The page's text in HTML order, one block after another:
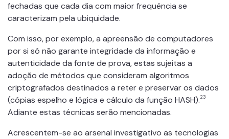
fechadas que cada dia com maior frequência se
caracterizam pela ubiquidade.
Com isso, por exemplo, a apreensão de computadores
por si só não garante integridade da informação e
autenticidade da fonte de prova, estas sujeitas a
adoção de métodos que consideram algoritmos
criptografados destinados a reter e preservar os dados
(cópias espelho e lógica e cálculo da função HASH).23
Adiante estas técnicas serão mencionadas.
Acrescentem-se ao arsenal investigativo as tecnologias